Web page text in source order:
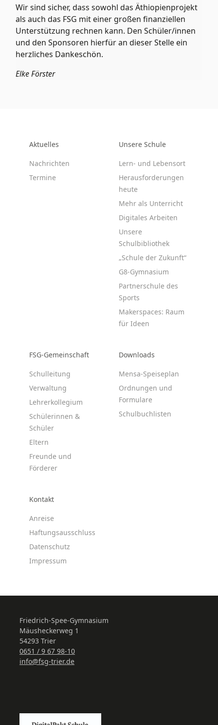
Wir sind sicher, dass sowohl das Äthiopienprojekt
als auch das FSG mit einer großen finanziellen
Unterstützung rechnen kann. Den Schüler/innen
und den Sponsoren hierfür an dieser Stelle ein
herzliches Dankeschön.
Elke Förster
Aktuelles
Nachrichten
Termine
Unsere Schule
Lern- und Lebensort
Herausforderungen
heute
Mehr als Unterricht
Digitales Arbeiten
Unsere
Schulbibliothek
„Schule der Zukunft“
G8-Gymnasium
Partnerschule des
Sports
Makerspaces: Raum
für Ideen
FSG-Gemeinschaft
Schulleitung
Verwaltung
Lehrerkollegium
Schülerinnen &
Schüler
Eltern
Freunde und
Förderer
Downloads
Mensa-Speiseplan
Ordnungen und
Formulare
Schulbuchlisten
Kontakt
Anreise
Haftungsausschluss
Datenschutz
Impressum
Friedrich-Spee-Gymnasium
Mäusheckerweg 1
54293 Trier
0651 / 9 67 98-10
info@fsg-trier.de